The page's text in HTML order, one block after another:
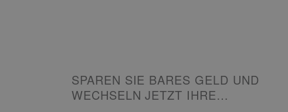
SPAREN SIE BARES GELD UND
WECHSELN JETZT IHRE